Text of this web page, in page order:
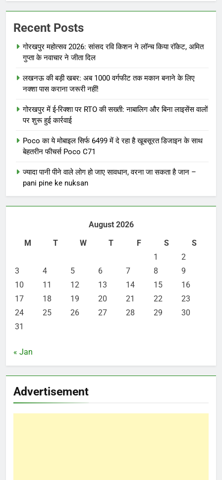
Recent Posts
गोरखपुर महोत्सव 2026: सांसद रवि किशन ने लॉन्च किया रॉकेट, अमित
गुप्ता के नवाचार ने जीता दिल
लखनऊ की बड़ी खबर: अब 1000 वर्गफीट तक मकान बनाने के लिए
नक्शा पास कराना जरूरी नहीं!
गोरखपुर में ई-रिक्शा पर RTO की सख्ती: नाबालिग और बिना लाइसेंस वालों
पर शुरू हुई कार्रवाई
Poco का ये मोबाइल सिर्फ 6499 में दे रहा है खूबसूरत डिजाइन के साथ
बेहतरीन फीचर्स Poco C71
ज्यादा पानी पीने वाले लोग हो जाए सावधान, वरना जा सकता है जान –
pani pine ke nuksan
August 2026
M
T W T F S
S
1
2
3
4 5 6 7 8
9
10
11 12 13 14 15
16
17
18 19 20 21 22
23
24
25 26 27 28 29
30
31
« Jan
Advertisement